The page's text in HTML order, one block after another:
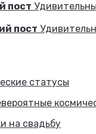
пост
пост